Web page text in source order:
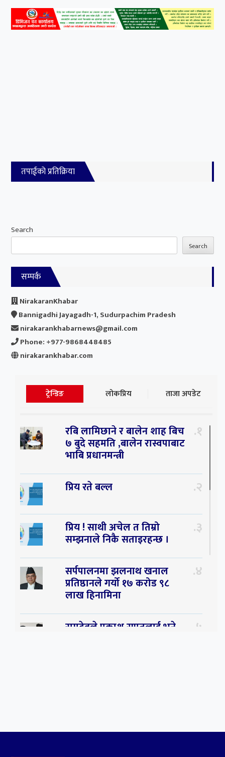
तपाईको प्रतिक्रिया
Search
Search
सम्पर्क
NirakaranKhabar
Bannigadhi Jayagadh-1, Sudurpachim Pradesh
nirakarankhabarnews@gmail.com
Phone: +977-9868448485
nirakarankhabar.com
ट्रेन्डिङ लोकप्रिय ताजा अपडेट
रबि लामिछाने र बालेन शाह बिच
७ बुदे सहमति ,बालेन रास्वपाबाट
भाबि प्रधानमन्त्री
१
प्रिय रते बल्ल २
प्रिय ! साथी अचेल त तिम्रो
सम्झनाले निकै सताइरहन्छ ।
३
सर्पपालनमा झलनाथ खनाल
प्रतिष्ठानले गर्यो १७ करोड ९८
लाख हिनामिना
४
रामदेवले प्रकाश सपुतलाई भने ५
७